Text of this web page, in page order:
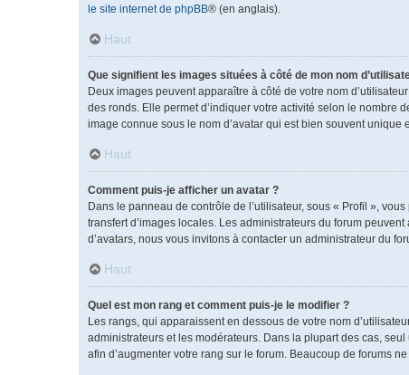
le site internet de phpBB® (en anglais).
Haut
Que signifient les images situées à côté de mon nom
Deux images peuvent apparaître à côté de votre nom
des ronds. Elle permet d’indiquer votre activité selon le nombre
image connue sous le nom d’avatar qui est bien souvent unique
Haut
Comment puis-je afficher un avatar ?
Dans le panneau de contrôle de l’utilisateur, sous « Profil »,
transfert d’images locales. Les administrateurs du forum
d’avatars, nous vous invitons à contacter un administrateur du
Haut
Quel est mon rang et comment puis-je le modifier ?
Les rangs, qui apparaissent en dessous de votre nom
administrateurs et les modérateurs. Dans la plupart des cas,
afin d’augmenter votre rang sur le forum. Beaucoup de forums